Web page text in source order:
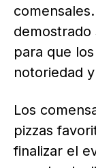
demostrado
para que
notoriedad
Los
pizzas
finalizar el